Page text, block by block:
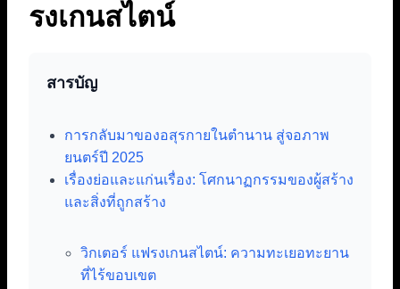
รงเกนสไตน์
สารบัญ
การกลับมาของอสุรกายในตำนาน สู่จอภาพ
ยนตร์ปี 2025
เรื่องย่อและแก่นเรื่อง: โศกนาฏกรรมของผู้สร้าง
และสิ่งที่ถูกสร้าง
วิกเตอร์ แฟรงเกนสไตน์: ความทะเยอทะยาน
ที่ไร้ขอบเขต